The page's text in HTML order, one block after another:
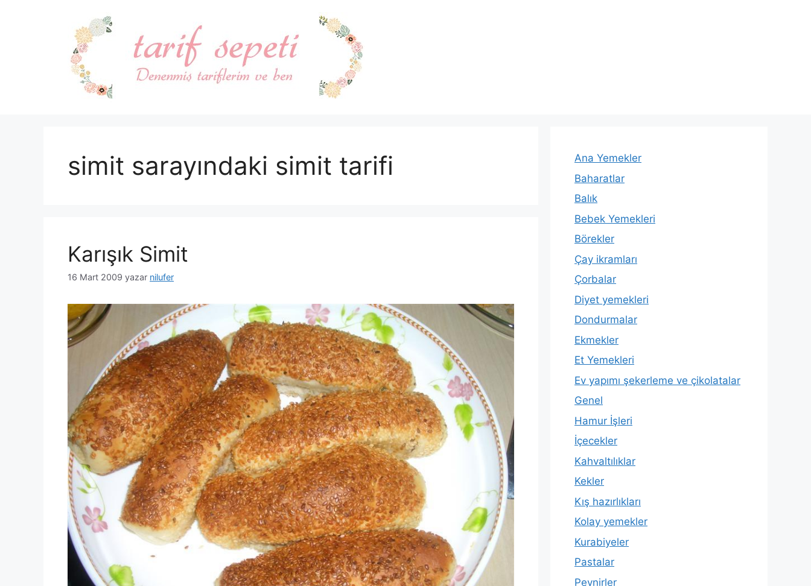
simit sarayındaki simit tarifi
Karışık Simit
16 Mart 2009 yazar nilufer
Ana Yemekler
Baharatlar
Balık
Bebek Yemekleri
Börekler
Çay ikramları
Çorbalar
Diyet yemekleri
Dondurmalar
Ekmekler
Et Yemekleri
Ev yapımı şekerleme ve çikolatalar
Genel
Hamur İşleri
İçecekler
Kahvaltılıklar
Kekler
Kış hazırlıkları
Kolay yemekler
Kurabiyeler
Pastalar
Peynirler